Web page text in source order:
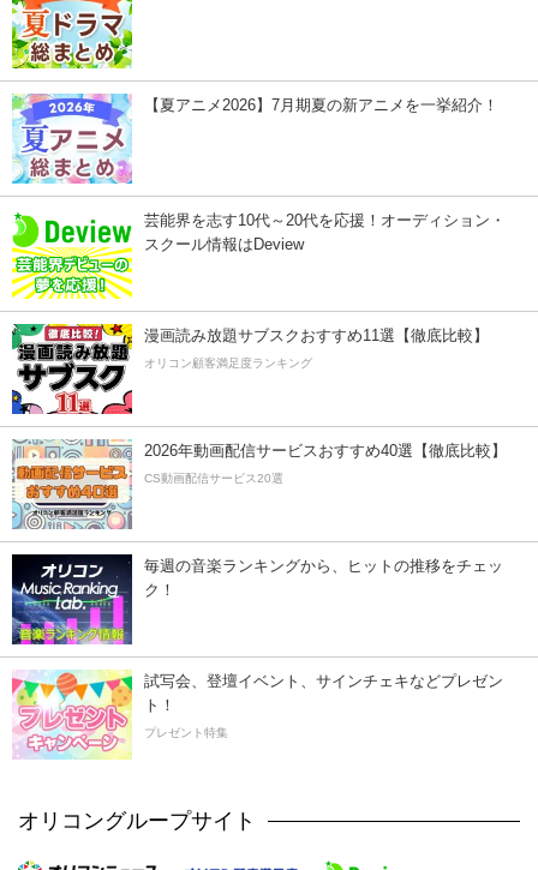
【夏アニメ2026】7月期夏の新アニメを一挙紹介！
芸能界を志す10代～20代を応援！オーディション・
スクール情報はDeview
漫画読み放題サブスクおすすめ11選【徹底比較】
オリコン顧客満足度ランキング
2026年動画配信サービスおすすめ40選【徹底比較】
CS動画配信サービス20選
毎週の音楽ランキングから、ヒットの推移をチェッ
ク！
試写会、登壇イベント、サインチェキなどプレゼン
ト！
プレゼント特集
オリコングループサイト